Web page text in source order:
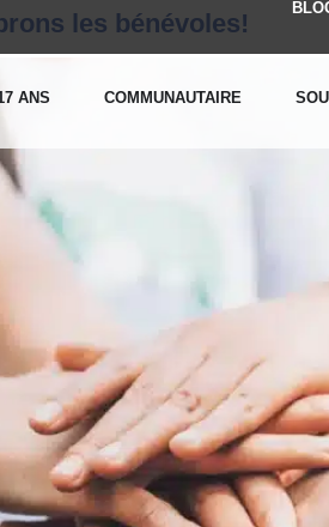
ANS COMMUNAUTAIRE
les bénévoles!